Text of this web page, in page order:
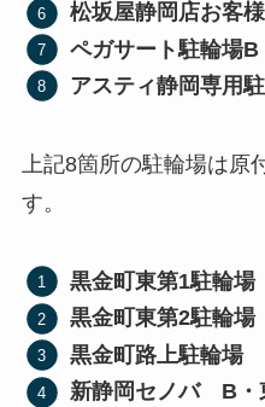
松坂屋静岡店お客
ペガサート駐輪場B
アスティ静岡専用
上記8箇所の駐輪場は
す。
黒金町東第1駐輪場
黒金町東第2駐輪場
黒金町路上駐輪場
新静岡セノバ B・